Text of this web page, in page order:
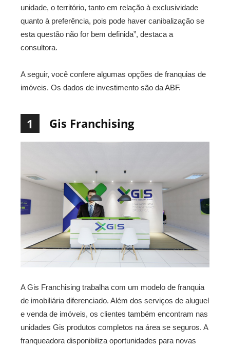
unidade, o território, tanto em relação à exclusividade
quanto à preferência, pois pode haver canibalização se
esta questão não for bem definida”, destaca a
consultora.
A seguir, você confere algumas opções de franquias de
imóveis. Os dados de investimento são da ABF.
1 Gis Franchising
A Gis Franchising trabalha com um modelo de franquia
de imobiliária diferenciado. Além dos serviços de aluguel
e venda de imóveis, os clientes também encontram nas
unidades Gis produtos completos na área se seguros. A
franqueadora disponibiliza oportunidades para novas